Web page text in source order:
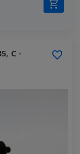
C -